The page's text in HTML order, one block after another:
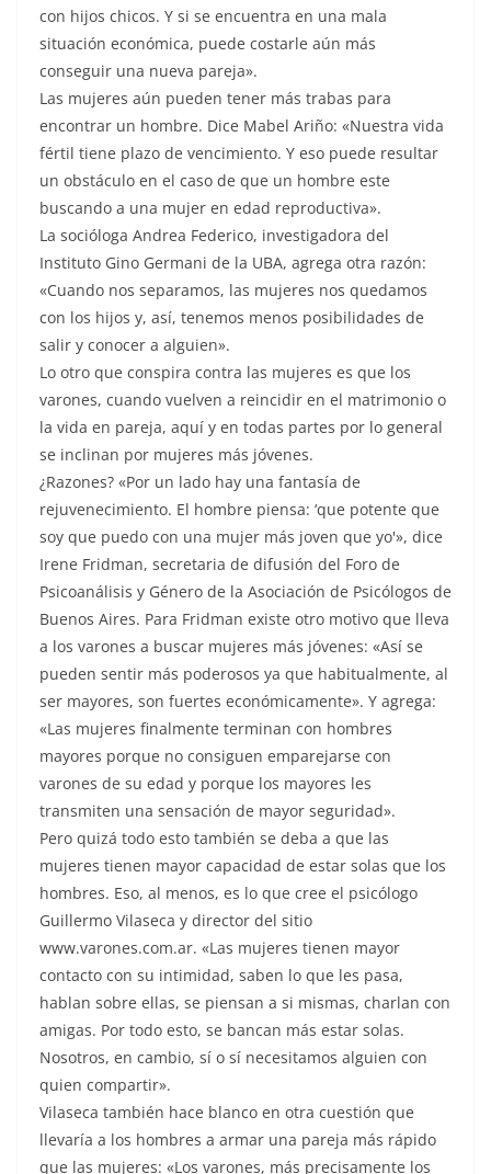
con hijos chicos. Y si se encuentra en una mala
situación económica, puede costarle aún más
conseguir una nueva pareja».
Las mujeres aún pueden tener más trabas para
encontrar un hombre. Dice Mabel Ariño: «Nuestra vida
fértil tiene plazo de vencimiento. Y eso puede resultar
un obstáculo en el caso de que un hombre este
buscando a una mujer en edad reproductiva».
La socióloga Andrea Federico, investigadora del
Instituto Gino Germani de la UBA, agrega otra razón:
«Cuando nos separamos, las mujeres nos quedamos
con los hijos y, así, tenemos menos posibilidades de
salir y conocer a alguien».
Lo otro que conspira contra las mujeres es que los
varones, cuando vuelven a reincidir en el matrimonio o
la vida en pareja, aquí y en todas partes por lo general
se inclinan por mujeres más jóvenes.
¿Razones? «Por un lado hay una fantasía de
rejuvenecimiento. El hombre piensa: ‘que potente que
soy que puedo con una mujer más joven que yo'», dice
Irene Fridman, secretaria de difusión del Foro de
Psicoanálisis y Género de la Asociación de Psicólogos de
Buenos Aires. Para Fridman existe otro motivo que lleva
a los varones a buscar mujeres más jóvenes: «Así se
pueden sentir más poderosos ya que habitualmente, al
ser mayores, son fuertes económicamente». Y agrega:
«Las mujeres finalmente terminan con hombres
mayores porque no consiguen emparejarse con
varones de su edad y porque los mayores les
transmiten una sensación de mayor seguridad».
Pero quizá todo esto también se deba a que las
mujeres tienen mayor capacidad de estar solas que los
hombres. Eso, al menos, es lo que cree el psicólogo
Guillermo Vilaseca y director del sitio
www.varones.com.ar. «Las mujeres tienen mayor
contacto con su intimidad, saben lo que les pasa,
hablan sobre ellas, se piensan a si mismas, charlan con
amigas. Por todo esto, se bancan más estar solas.
Nosotros, en cambio, sí o sí necesitamos alguien con
quien compartir».
Vilaseca también hace blanco en otra cuestión que
llevaría a los hombres a armar una pareja más rápido
que las mujeres: «Los varones, más precisamente los